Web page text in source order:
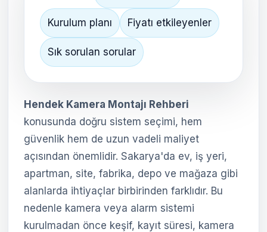
Kurulum planı Fiyatı etkileyenler
Sık sorulan sorular
Hendek Kamera Montajı Rehberi
konusunda doğru sistem seçimi, hem
güvenlik hem de uzun vadeli maliyet
açısından önemlidir. Sakarya'da ev, iş yeri,
apartman, site, fabrika, depo ve mağaza gibi
alanlarda ihtiyaçlar birbirinden farklıdır. Bu
nedenle kamera veya alarm sistemi
kurulmadan önce keşif, kayıt süresi, kamera